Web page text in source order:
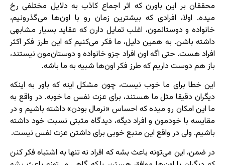
محققان بر این باورن که اثر اجماع کاذب به دلایل مختلفی رخ
میده. اولا، افرادی که بیشترین زمان رو با اون‌ها می‌گذرونیم،
خانواده و دوستانمون، اغلب تمایل دارن که عقاید بسیار مشابهی
داشته باشن. به همین دلیل، ما فکر می‌کنیم که این طرز فکر اکثر
افراد هست. حتی اگه اون افراد جزو خانواده و دوستان‌مون نیستند،
باز هم دوست داریم که طرز فکر اون‌ها شبیه به ما باشه.
این خطا برای ما خوب نیست، چون مشکل اینه که باور به اینکه
دیگران دقیقا مثل ما هستند، برای عزت نفس ما خوبه. در واقع به
ما این امکان رو میده که احساس «نرمال بودن» داشته باشیم و در
مقایسه با خودمون و افراد دیگه، دیدگاه مثبتی نسبت خود داشته
باشیم. ولی در واقع این منبع خوبی برای داشتن عزت نفس نیست.
در ضمن، این می‌تونه باعث بشه که افراد نه تنها به اشتباه فکر کنن